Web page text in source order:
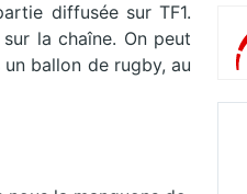
diffusée sur TF1.
sur la chaîne. On peut
ballon de rugby, au